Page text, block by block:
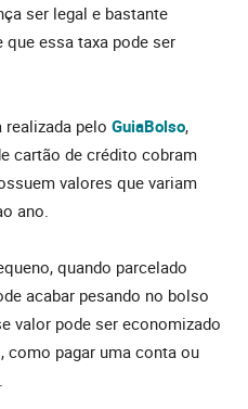
ser legal e bastante
essa taxa pode ser
pelo GuiaBolso,
cartão de crédito cobram
valores que variam
ano.
quando parcelado
acabar pesando no bolso
valor pode ser economizado
como pagar uma conta ou